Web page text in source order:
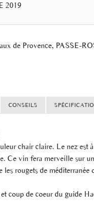
2019
de Provence, PASSE-
CONSEILS
chair claire. Le nez est
Ce vin fera merveille sur
les rougets de méditerranée
coup de coeur du guide